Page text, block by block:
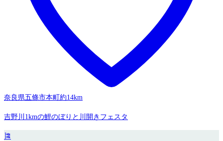
奈良県五條市本町 約14km
吉野川1kmの鯉のぼりと川開きフェスタ
🎏